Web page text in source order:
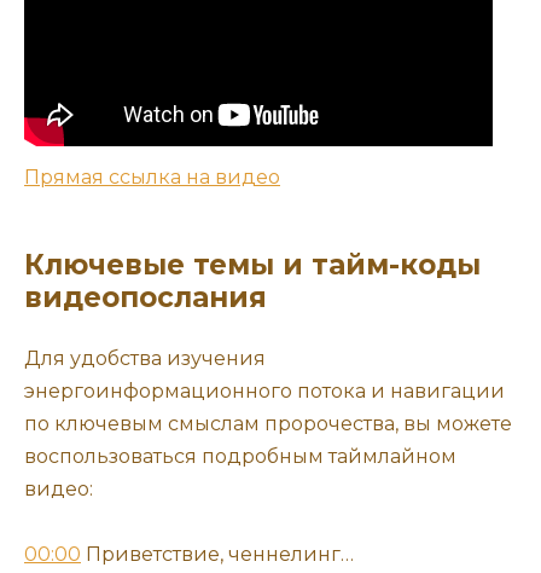
Прямая ссылка на видео
Ключевые темы и тайм-коды
видеопослания
Для удобства изучения
энергоинформационного потока и навигации
по ключевым смыслам пророчества, вы можете
воспользоваться подробным таймлайном
видео:
00:00 Приветствие, ченнелинг…